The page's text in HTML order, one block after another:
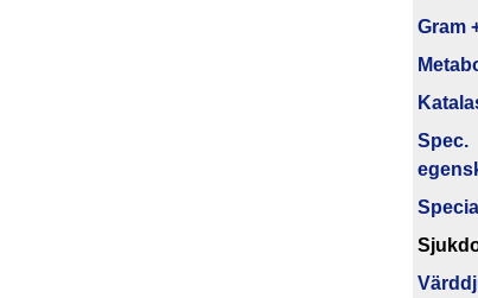
Gram
Spec.